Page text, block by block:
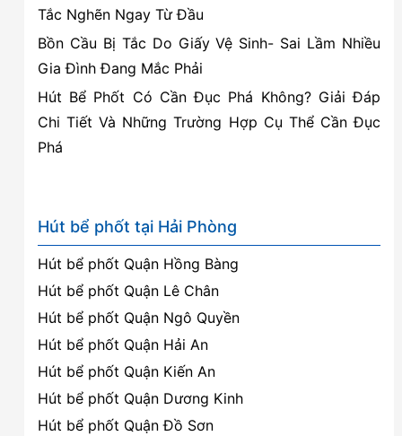
Tắc Nghẽn Ngay Từ Đầu
Bồn Cầu Bị Tắc Do Giấy Vệ Sinh- Sai Lầm Nhiều
Gia Đình Đang Mắc Phải
Hút Bể Phốt Có Cần Đục Phá Không? Giải Đáp
Chi Tiết Và Những Trường Hợp Cụ Thể Cần Đục
Phá
Hút bể phốt tại Hải Phòng
Hút bể phốt Quận Hồng Bàng
Hút bể phốt Quận Lê Chân
Hút bể phốt Quận Ngô Quyền
Hút bể phốt Quận Hải An
Hút bể phốt Quận Kiến An
Hút bể phốt Quận Dương Kinh
Hút bể phốt Quận Đồ Sơn